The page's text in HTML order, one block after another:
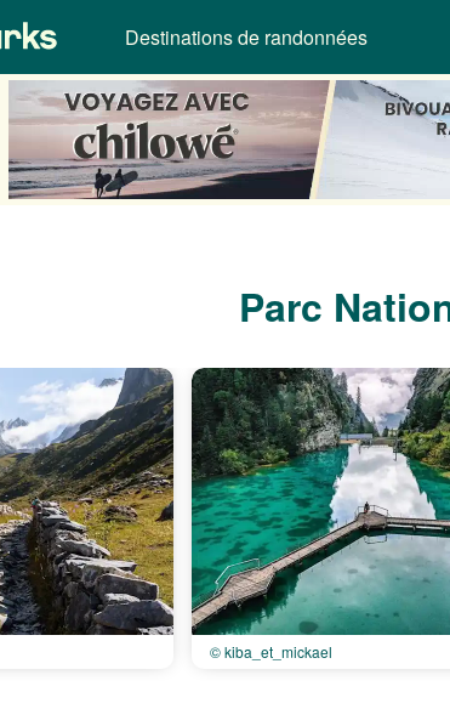
Destinations de randonnées
Parc
© kiba_et_mickael